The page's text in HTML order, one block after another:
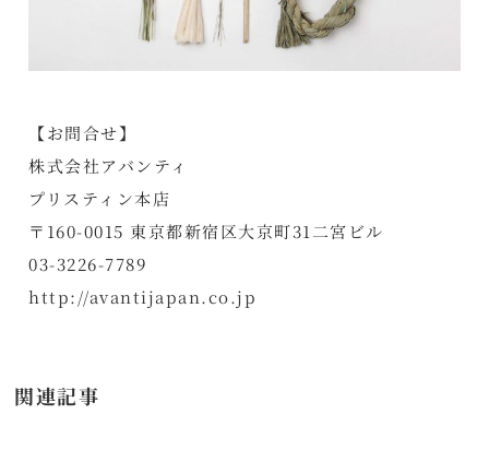
【お問合せ】
株式会社アバンティ
プリスティン本店
〒160-0015 東京都新宿区大京町31二宮ビル
03-3226-7789
http://avantijapan.co.jp
関連記事